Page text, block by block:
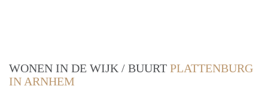
WONEN IN DE WIJK / BUURT PLATTENBURG
IN ARNHEM